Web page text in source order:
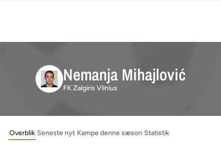
Nemanja Mihajlović
FK Zalgiris Vilnius
Overblik Seneste nyt Kampe denne sæson Statistik